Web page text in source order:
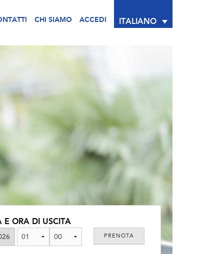
CHI SIAMO ACCEDI ITALIANO
E ORA DI USCITA